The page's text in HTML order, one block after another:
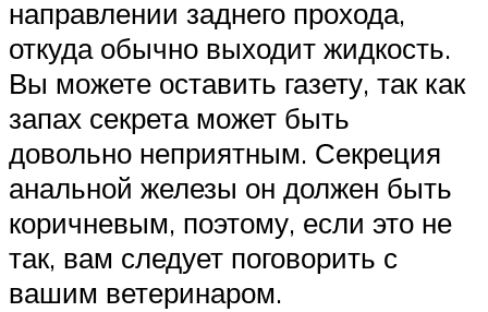
направлении заднего прохода,
откуда обычно выходит жидкость.
Вы можете оставить газету, так как
запах секрета может быть
довольно неприятным. Секреция
анальной железы он должен быть
коричневым, поэтому, если это не
так, вам следует поговорить с
вашим ветеринаром.